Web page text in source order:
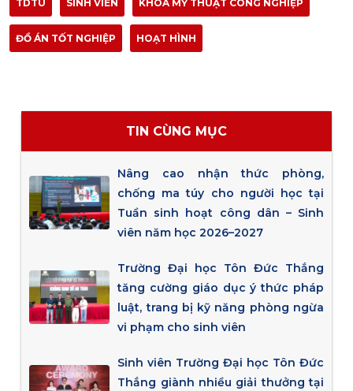
TDTU SINH VIÊN KHOA MỸ THUẬT CÔNG NGHIỆP
ĐỒ ÁN TỐT NGHIỆP HOẠT HÌNH
TIN CÙNG MỤC
Nâng cao nhận thức phòng,
chống ma túy cho người học tại
Tuần sinh hoạt công dân – Sinh
viên năm học 2026–2027
Trường Đại học Tôn Đức Thắng
tăng cường giáo dục ý thức pháp
luật, trang bị kỹ năng phòng ngừa
vi phạm cho sinh viên
Sinh viên Trường Đại học Tôn Đức
Thắng giành nhiều giải thưởng tại